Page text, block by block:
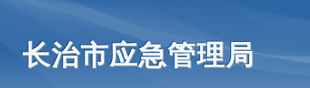
长治市应急管理局